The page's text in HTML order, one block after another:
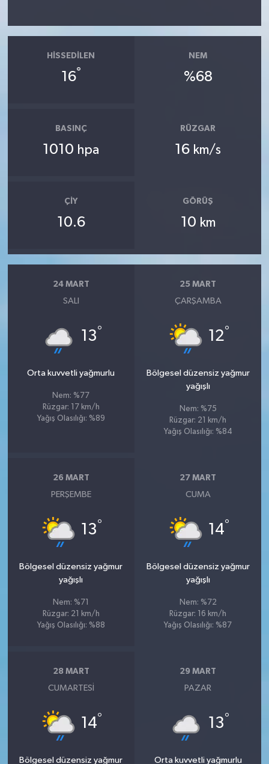
HISSEDILEN
16°
NEM
%68
BASINÇ
1010 hpa
RÜZGAR
16 km/s
ÇIY
10.6
GÖRÜŞ
10 km
24 MART
SALI
13°
Orta kuvvetli yağmurlu
Nem: %77
Rüzgar: 17 km/h
Yağış Olasılığı: %89
25 MART
ÇARŞAMBA
12°
Bölgesel düzensiz yağmur
yağışlı
Nem: %75
Rüzgar: 21 km/h
Yağış Olasılığı: %84
26 MART
PERŞEMBE
13°
Bölgesel düzensiz yağmur
yağışlı
Nem: %71
Rüzgar: 21 km/h
Yağış Olasılığı: %88
27 MART
CUMA
14°
Bölgesel düzensiz yağmur
yağışlı
Nem: %72
Rüzgar: 16 km/h
Yağış Olasılığı: %87
28 MART
CUMARTESI
14°
Bölgesel düzensiz yağmur
29 MART
PAZAR
13°
Orta kuvvetli yağmurlu